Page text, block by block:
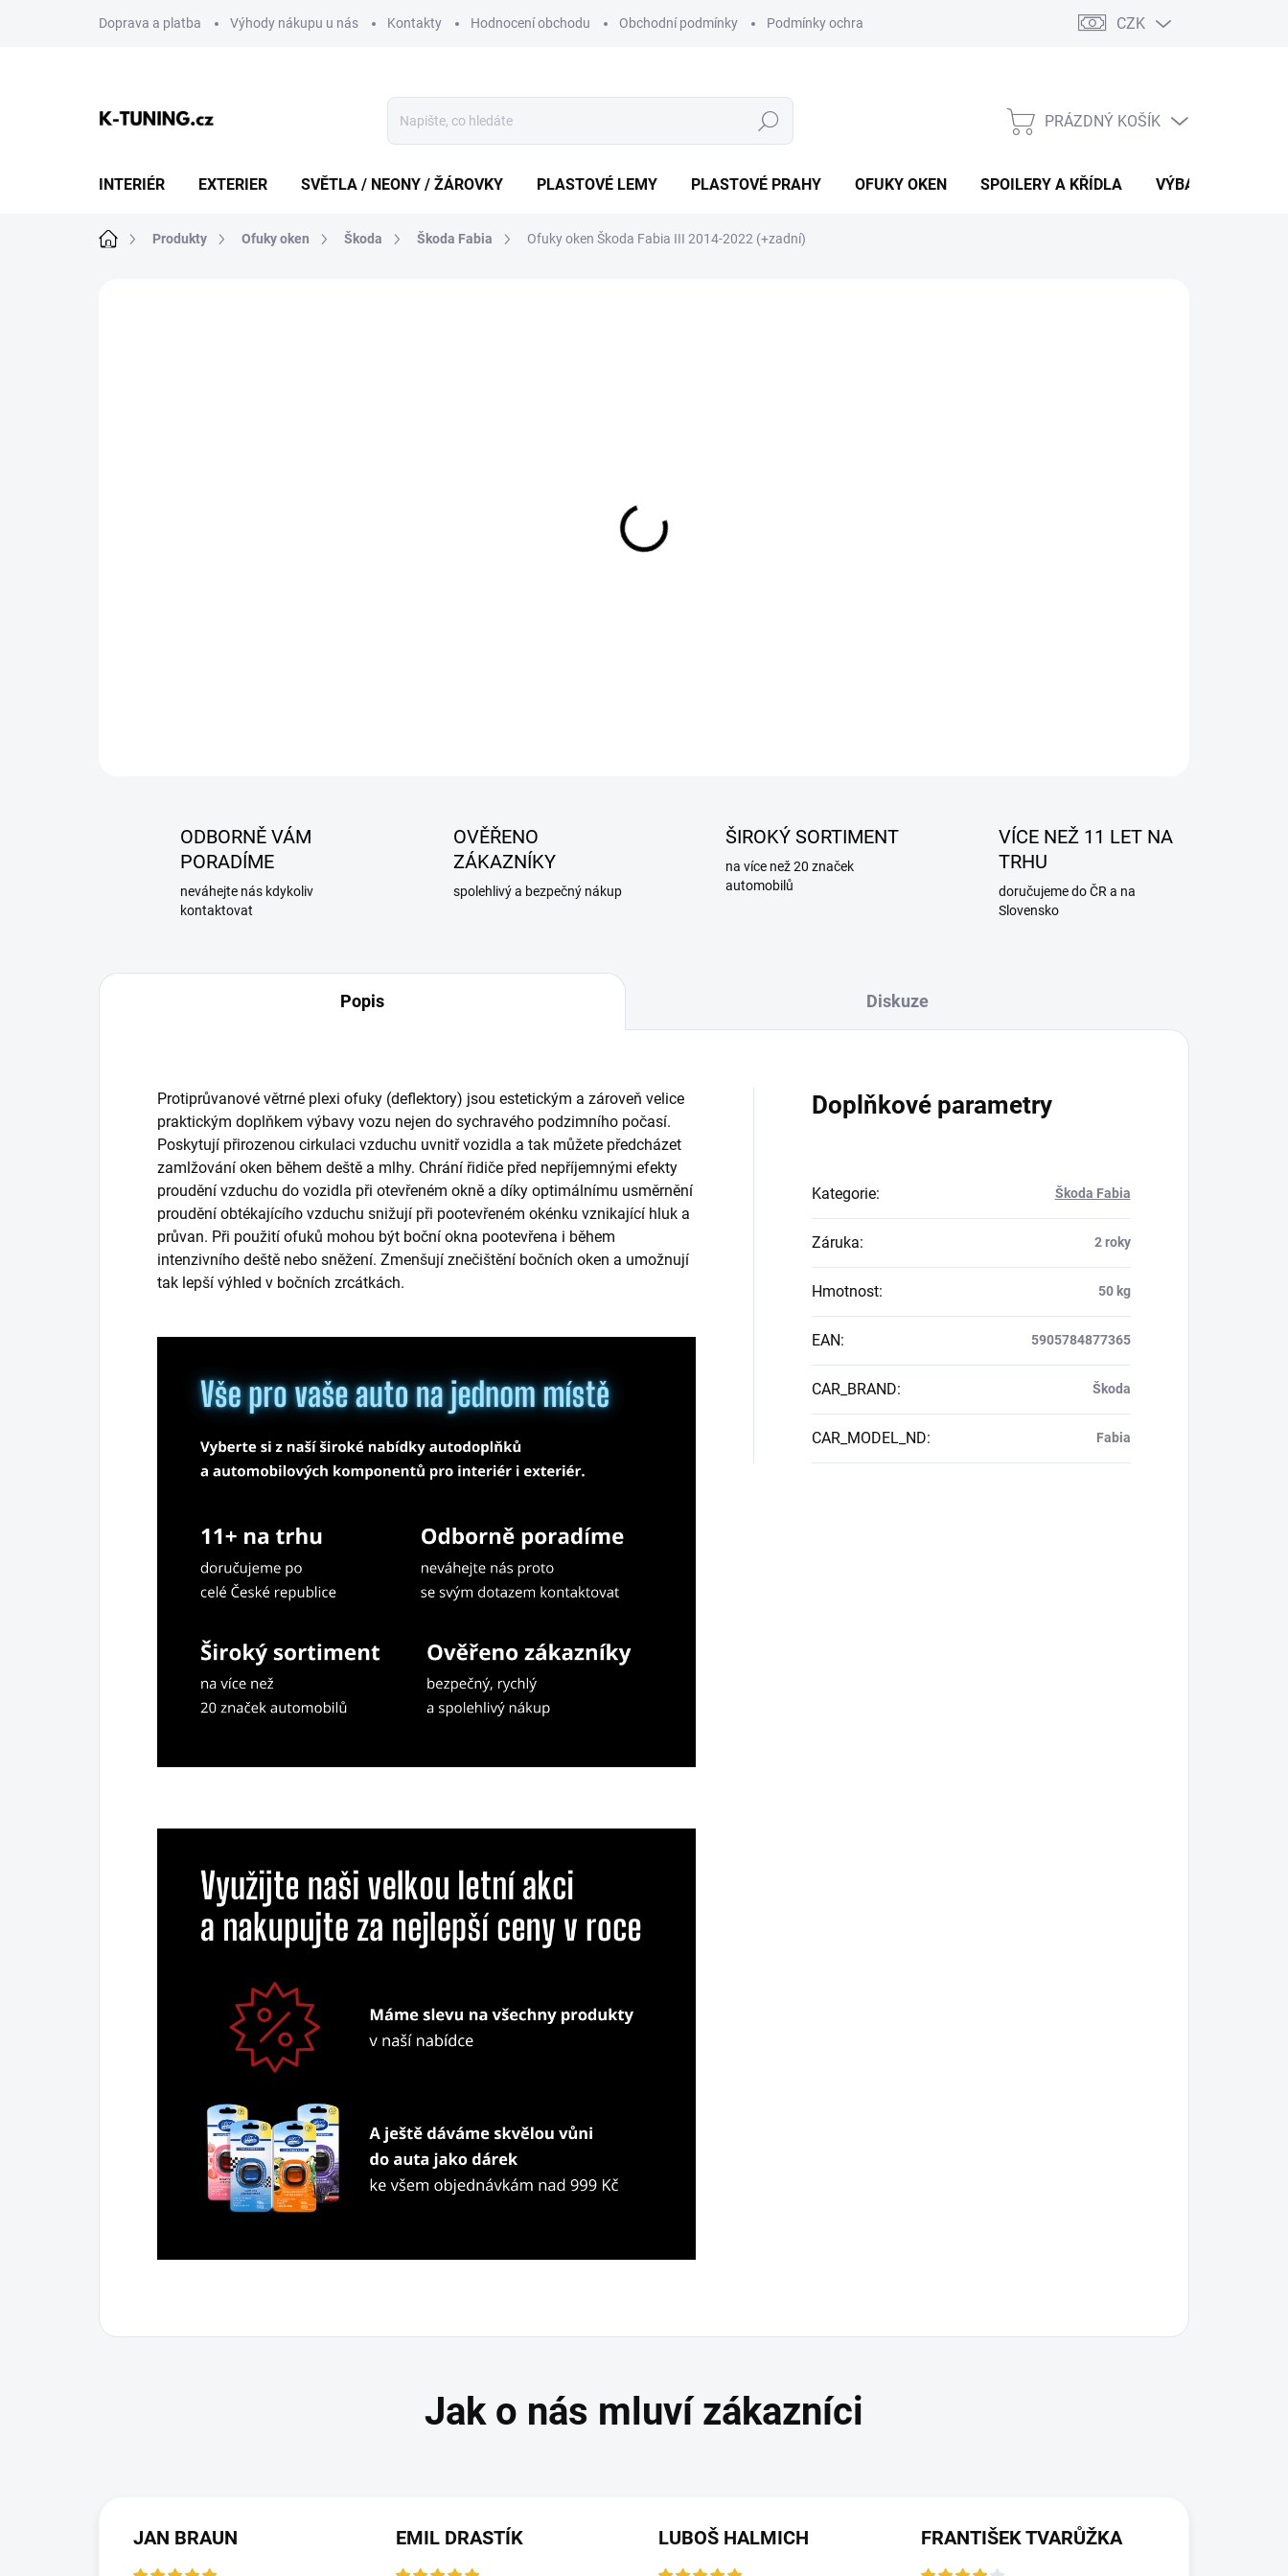
Doprava a platba Výhody nákupu u nás Kontakty Hodnocení obchodu Obchodní podmínky Podmínky ochrany osobních údajů Vracení zboží a reklamace
CZK
Hledat
NÁKUPNÍ
PRÁZDNÝ KOŠÍK
INTERIÉR EXTERIER SVĚTLA / NEONY / ŽÁROVKY PLASTOVÉ LEMY PLASTOVÉ PRAHY OFUKY OKEN SPOILERY A KŘÍDLA VÝBAVA AUTA
Domů Produkty Ofuky oken Škoda Škoda Fabia Ofuky oken Škoda Fabia III 2014-2022 (+zadní)
ODBORNĚ VÁM
PORADÍME
neváhejte nás kdykoliv
kontaktovat
OVĚŘENO
ZÁKAZNÍKY
spolehlivý a bezpečný nákup
ŠIROKÝ SORTIMENT
na více než 20 značek
automobilů
VÍCE NEŽ 11 LET NA
TRHU
doručujeme do ČR a na
Slovensko
Popis Diskuze
Protiprůvanové větrné plexi ofuky (deflektory) jsou estetickým a zároveň velice
praktickým doplňkem výbavy vozu nejen do sychravého podzimního počasí.
Poskytují přirozenou cirkulaci vzduchu uvnitř vozidla a tak můžete předcházet
zamlžování oken během deště a mlhy. Chrání řidiče před nepříjemnými efekty
proudění vzduchu do vozidla při otevřeném okně a díky optimálnímu usměrnění
proudění obtékajícího vzduchu snižují při pootevřeném okénku vznikající hluk a
průvan. Při použití ofuků mohou být boční okna pootevřena i během
intenzivního deště nebo sněžení. Zmenšují znečištění bočních oken a umožnují
tak lepší výhled v bočních zrcátkách.
Doplňkové parametry
Kategorie: Škoda Fabia
Záruka: 2 roky
Hmotnost: 50 kg
EAN: 5905784877365
CAR_BRAND: Škoda
CAR_MODEL_ND: Fabia
JAN BRAUN EMIL DRASTÍK LUBOŠ HALMICH FRANTIŠEK TVARŮŽKA